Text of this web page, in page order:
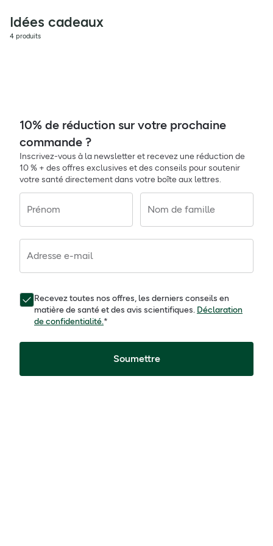
Idées cadeaux
4 produits
10% de réduction sur votre prochaine
commande ?
Inscrivez-vous à la newsletter et recevez une réduction de
10 % + des offres exclusives et des conseils pour soutenir
votre santé directement dans votre boîte aux lettres.
Prénom Nom de famille
Adresse e-mail
Recevez toutes nos offres, les derniers conseils en
matière de santé et des avis scientifiques. Déclaration
de confidentialité.*
Soumettre